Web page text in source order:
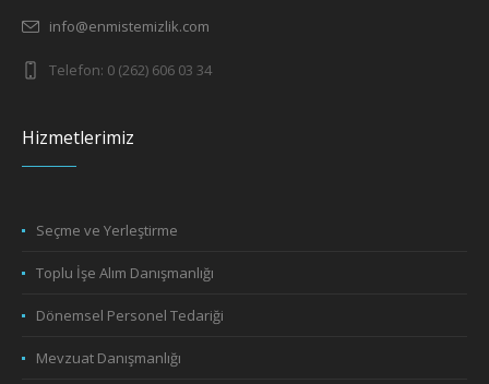
info@enmistemizlik.com
Telefon: 0 (262) 606 03 34
Hizmetlerimiz
Seçme ve Yerleştirme
Toplu İşe Alım Danışmanlığı
Dönemsel Personel Tedariği
Mevzuat Danışmanlığı